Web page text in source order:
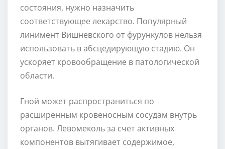
состояния, нужно назначить
соответствующее лекарство. Популярный
линимент Вишневского от фурункулов нельзя
использовать в абсцедирующую стадию. Он
ускоряет кровообращение в патологической
области.
Гной может распространиться по
расширенным кровеносным сосудам внутрь
органов. Левомеколь за счет активных
компонентов вытягивает содержимое,